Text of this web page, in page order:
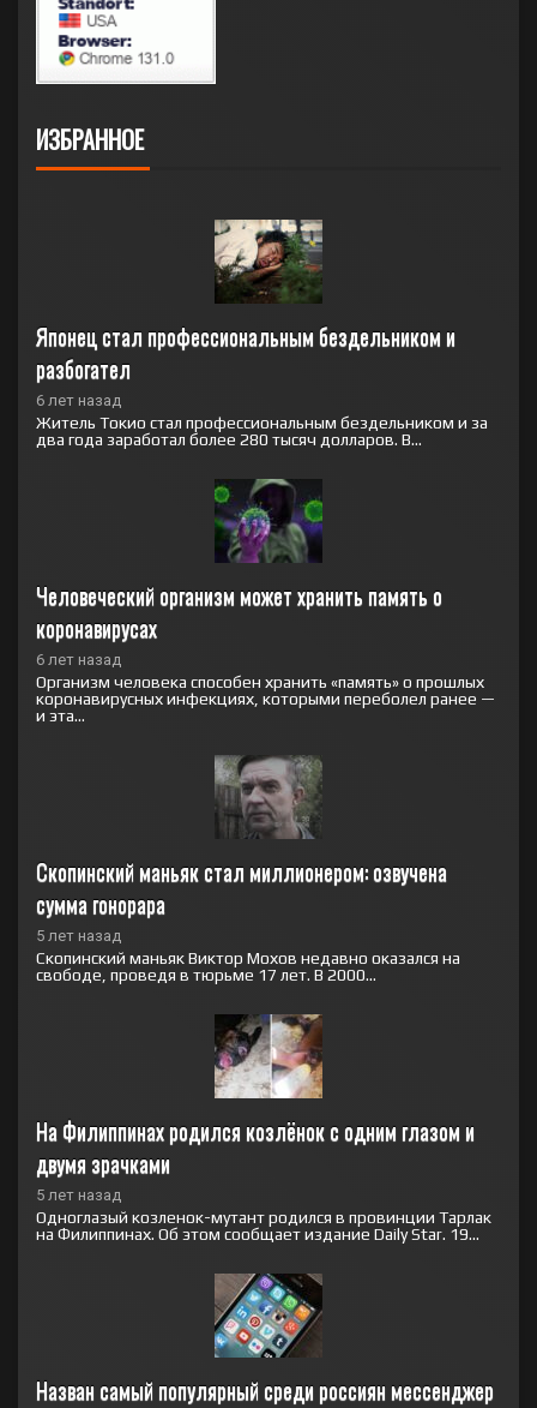
ИЗБРАННОЕ
Японец стал профессиональным бездельником и
разбогател
6 лет назад
Житель Токио стал профессиональным бездельником и за
два года заработал более 280 тысяч долларов. В...
Человеческий организм может хранить память о
коронавирусах
6 лет назад
Организм человека способен хранить «память» о прошлых
коронавирусных инфекциях, которыми переболел ранее —
и эта...
Скопинский маньяк стал миллионером: озвучена
сумма гонорара
5 лет назад
Скопинский маньяк Виктор Мохов недавно оказался на
свободе, проведя в тюрьме 17 лет. В 2000...
На Филиппинах родился козлёнок с одним глазом и
двумя зрачками
5 лет назад
Одноглазый козленок-мутант родился в провинции Тарлак
на Филиппинах. Об этом сообщает издание Daily Star. 19...
Назван самый популярный среди россиян мессенджер